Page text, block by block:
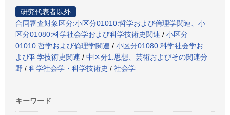
研究代表者以外
合同審査対象区分:小区分01010:哲学および倫理学関連、小
区分01080:科学社会学および科学技術史関連 / 小区分
01010:哲学および倫理学関連 / 小区分01080:科学社会学お
よび科学技術史関連 / 中区分1:思想、芸術およびその関連分
野 / 科学社会学・科学技術史 / 社会学
キーワード